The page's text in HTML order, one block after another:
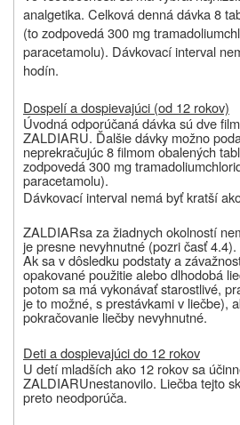
analgetika. Celková denná dávka 8
(to zodpovedá 300 mg
paracetamolu). Dávkovací interval
hodín.
Dospelí a dospievajúci (od 12 rokov)
Úvodná odporúčaná dávka sú dve
ZALDIARU. Ďalšie dávky možno
neprekračujúc 8 filmom obalených
zodpovedá 300 mg
paracetamolu).
Dávkovací interval nemá byť kratší
ZALDIARsa za žiadnych okolností
je presne nevyhnutné (pozri časť 4.4).
Ak sa v dôsledku podstaty a
opakované použitie alebo dlhodobá
potom sa má vykonávať starostlivé,
je to možné, s prestávkami v liečbe),
pokračovanie liečby nevyhnutné.
Deti a dospievajúci do 12 rokov
U detí mladších ako 12 rokov sa
ZALDIARUnestanovilo. Liečba tejto
preto neodporúča.